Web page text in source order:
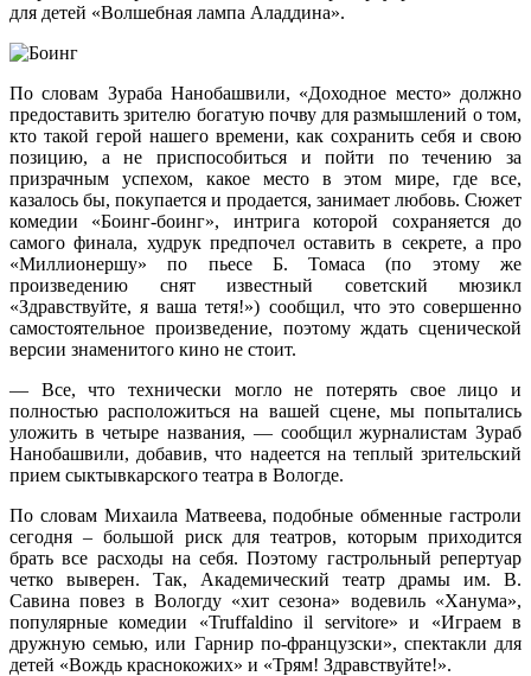
для детей «Волшебная лампа Аладдина».
По словам Зураба Нанобашвили, «Доходное место» должно
предоставить зрителю богатую почву для размышлений о том,
кто такой герой нашего времени, как сохранить себя и свою
позицию, а не приспособиться и пойти по течению за
призрачным успехом, какое место в этом мире, где все,
казалось бы, покупается и продается, занимает любовь. Сюжет
комедии «Боинг-боинг», интрига которой сохраняется до
самого финала, худрук предпочел оставить в секрете, а про
«Миллионершу» по пьесе Б. Томаса (по этому же
произведению снят известный советский мюзикл
«Здравствуйте, я ваша тетя!») сообщил, что это совершенно
самостоятельное произведение, поэтому ждать сценической
версии знаменитого кино не стоит.
— Все, что технически могло не потерять свое лицо и
полностью расположиться на вашей сцене, мы попытались
уложить в четыре названия, — сообщил журналистам Зураб
Нанобашвили, добавив, что надеется на теплый зрительский
прием сыктывкарского театра в Вологде.
По словам Михаила Матвеева, подобные обменные гастроли
сегодня – большой риск для театров, которым приходится
брать все расходы на себя. Поэтому гастрольный репертуар
четко выверен. Так, Академический театр драмы им. В.
Савина повез в Вологду «хит сезона» водевиль «Ханума»,
популярные комедии «Truffaldino il servitore» и «Играем в
дружную семью, или Гарнир по-французски», спектакли для
детей «Вождь краснокожих» и «Трям! Здравствуйте!».